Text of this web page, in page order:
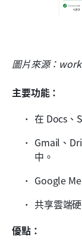
圖片來源：
主要功能：
在 Docs、
Gmail、
中。
Google
共享雲端
優點：